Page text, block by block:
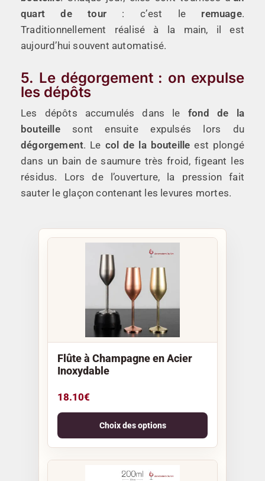
quart de tour : c’est le remuage.
Traditionnellement réalisé à la main, il est
aujourd’hui souvent automatisé.
5. Le dégorgement : on expulse
les dépôts
Les dépôts accumulés dans le fond de la
bouteillesont ensuite expulsés lors du
dégorgement. Le col de la bouteille est plongé
dans un bain de saumure très froid, figeant les
résidus. Lors de l’ouverture, la pression fait
sauter le glaçon contenant les levures mortes.
Flûte à Champagne en Acier
Inoxydable
18.10€
Choix des options